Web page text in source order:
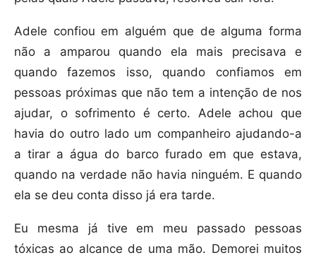
Adele confiou em alguém que de alguma forma
não a amparou quando ela mais precisava e
quando fazemos isso, quando confiamos em
pessoas próximas que não tem a intenção de nos
ajudar, o sofrimento é certo. Adele achou que
havia do outro lado um companheiro ajudando-a
a tirar a água do barco furado em que estava,
quando na verdade não havia ninguém. E quando
ela se deu conta disso já era tarde.
Eu mesma já tive em meu passado pessoas
tóxicas ao alcance de uma mão. Demorei muitos